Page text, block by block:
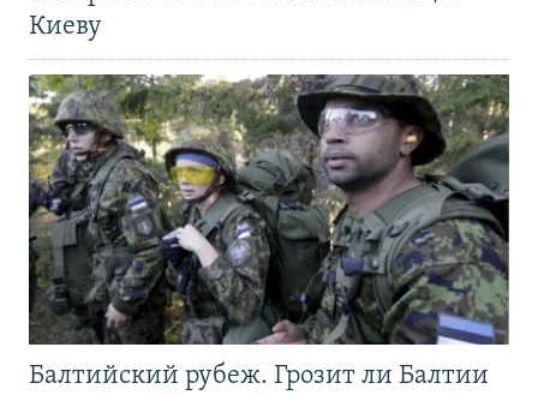
Киеву
Балтийский рубеж. Грозит ли Балтии